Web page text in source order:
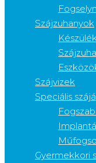
Szájzuhanyok
Szájvizek
Speciális
Gyermekkori